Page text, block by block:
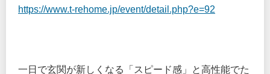
https://www.t-rehome.jp/event/detail.php?e=92
一日で玄関が新しくなる「スピード感」と高性能でた